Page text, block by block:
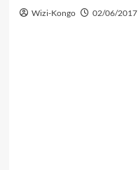
Wizi-Kongo 02/06/2017